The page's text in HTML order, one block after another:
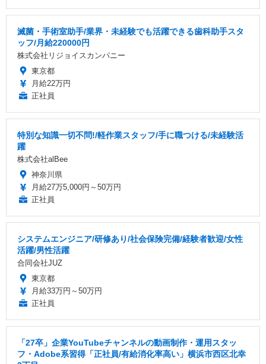
滅菌・手術室助手/業界・未経験でも活躍できる歯科助手スタ
ッフ/月給220000円
株式会社リジョイスカンパニー
東京都
月給22万円
正社員
特別な知識一切不問!/軽作業スタッフ/手に職つける/未経験活
躍
株式会社alBee
神奈川県
月給27万5,000円～50万円
正社員
システムエンジニア/研修あり/社会保険完備/経験者歓迎/女性
活躍/男性活躍
合同会社JUZ
東京都
月給33万円～50万円
正社員
「27卒」企業YouTubeチャンネルの動画制作・運用スタッ
フ・Adobe系習得「正社員/有給消化率高い」横浜市西区北幸